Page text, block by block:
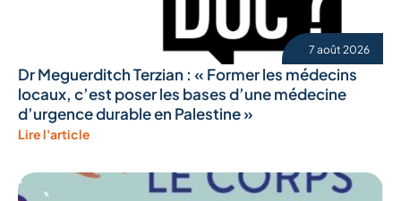
7 août 2026
Dr Meguerditch Terzian : « Former les médecins
locaux, c’est poser les bases d’une médecine
d’urgence durable en Palestine »
Lire l'article